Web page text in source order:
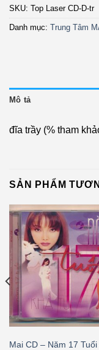
SKU: Top Laser CD-D-tr
Danh mục: Trung Tâm
Mô tả
đĩa trầy (% tham
SẢN PHẨM
Mai CD – Năm 17 Tuổi